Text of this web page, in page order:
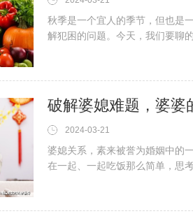
秋季是一个宜人的季节，但也是
解犯困的问题。今天，我们要聊
瓜，它含有丰富的钴元素，可以
破解婆媳难题，婆婆
2024-03-21
婆媳关系，素来被誉为婚姻中的
在一起、一起吃饭那么简单，思
看到儿子对媳妇那般宠溺，心里